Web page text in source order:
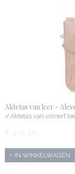
Aktetas van leer -
✓Aktetas van volnerf
€ 449,99
IN WINKELWAGEN